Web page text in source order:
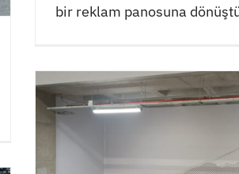
bir reklam panosuna